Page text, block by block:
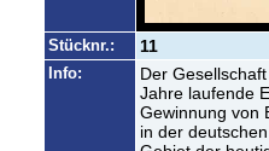
Stücknr.: 11
Info:
Der
Jahre laufende
Gewinnung von
in der